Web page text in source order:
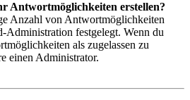
Antwortmöglichkeiten erstellen?
Anzahl von Antwortmöglichkeiten
Administration festgelegt. Wenn du
als zugelassen zu
einen Administrator.